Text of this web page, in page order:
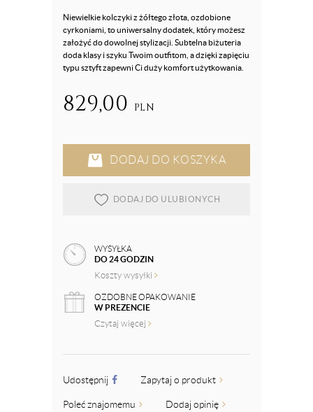
Niewielkie kolczyki z żółtego złota, ozdobione
cyrkoniami, to uniwersalny dodatek, który możesz
założyć do dowolnej stylizacji. Subtelna biżuteria
doda klasy i szyku Twoim outfitom, a dzięki zapięciu
typu sztyft zapewni Ci duży komfort użytkowania.
829,00 PLN
DODAJ DO KOSZYKA
DODAJ DO ULUBIONYCH
WYSYŁKA
DO 24 GODZIN
Koszty wysyłki
OZDOBNE OPAKOWANIE
W PREZENCIE
Czytaj więcej
Udostępnij Zapytaj o produkt
Poleć znajomemu Dodaj opinię